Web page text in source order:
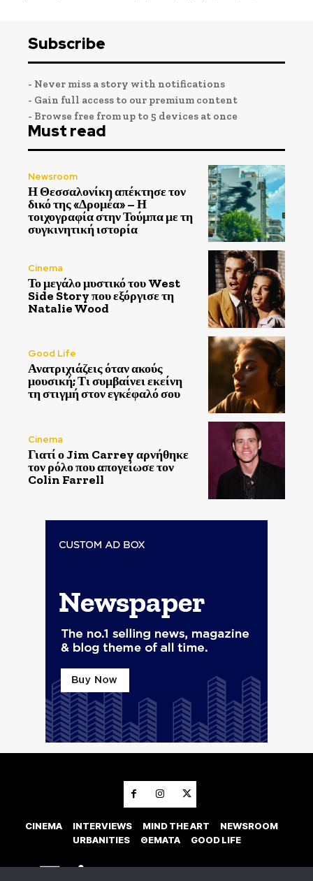
Subscribe
- Never miss a story with notifications
- Gain full access to our premium content
- Browse free from up to 5 devices at once
Must read
Newsroom
Η Θεσσαλονίκη απέκτησε τον
δικό της «Δρομέα» – Η
τοιχογραφία στην Τούμπα με τη
συγκινητική ιστορία
Cinema
Το μεγάλο μυστικό του West
Side Story που εξόργισε τη
Natalie Wood
Good Life
Ανατριχιάζεις όταν ακούς
μουσική; Τι συμβαίνει εκείνη
τη στιγμή στον εγκέφαλό σου
Cinema
Γιατί ο Jim Carrey αρνήθηκε
τον ρόλο που απογείωσε τον
Colin Farrell
CINEMA INTERVIEWS MIND THE ART
NEWSROOM
URBANITIES
ΘΕΜΑΤΑ GOOD LIFE